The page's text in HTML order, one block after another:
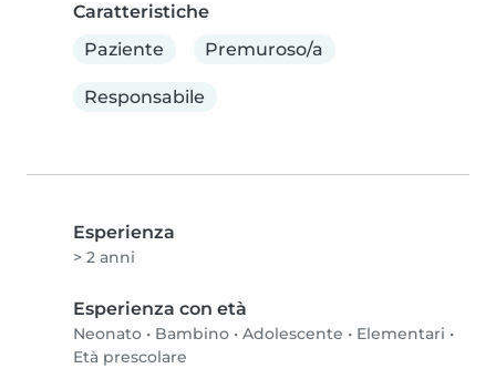
Caratteristiche
Paziente
Premuroso/a
Responsabile
Esperienza
> 2 anni
Esperienza con età
Neonato • Bambino • Adolescente • Elementari •
Età prescolare